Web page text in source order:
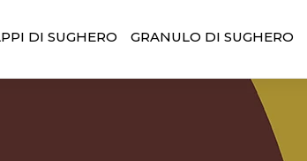
DI SUGHERO GRANULO DI SUGHERO